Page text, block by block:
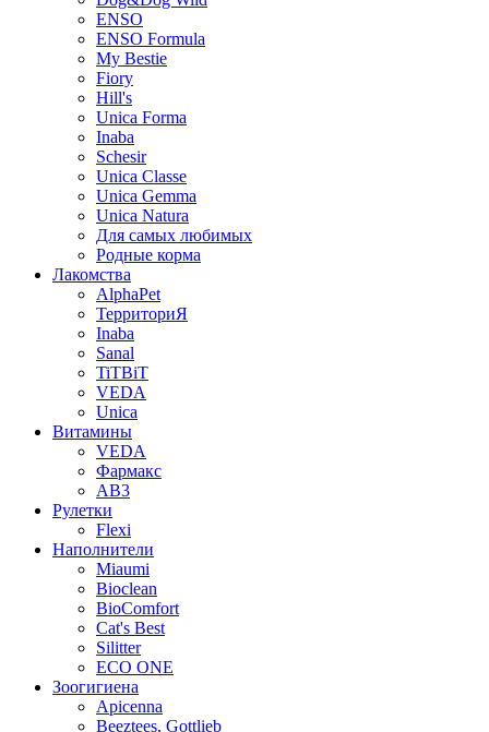
ENSO
ENSO Formula
My Bestie
Fiory
Hill's
Unica Forma
Inaba
Schesir
Unica Classe
Unica Gemma
Unica Natura
Для самых любимых
Родные корма
Лакомства
AlphaPet
ТерриториЯ
Inaba
Sanal
TiTBiT
VEDA
Unica
Витамины
VEDA
Фармакс
АВ3
Рулетки
Flexi
Наполнители
Miaumi
Bioclean
BioComfort
Cat's Best
Silitter
ECO ONE
Зоогигиена
Apicenna
Beeztees, Gottlieb